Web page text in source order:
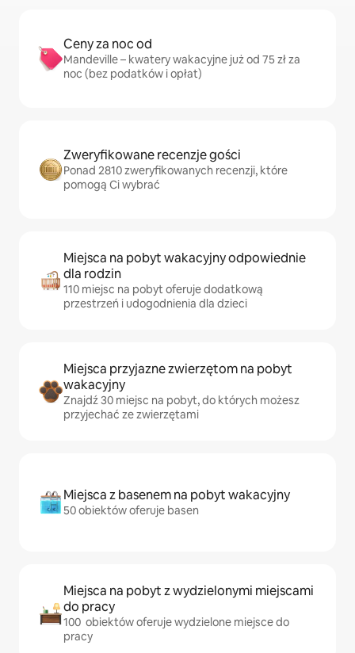
Ceny za noc od
Mandeville – kwatery wakacyjne już od 75 zł za
noc (bez podatków i opłat)
Zweryfikowane recenzje gości
Ponad 2810 zweryfikowanych recenzji, które
pomogą Ci wybrać
Miejsca na pobyt wakacyjny odpowiednie
dla rodzin
110 miejsc na pobyt oferuje dodatkową
przestrzeń i udogodnienia dla dzieci
Miejsca przyjazne zwierzętom na pobyt
wakacyjny
Znajdź 30 miejsc na pobyt, do których możesz
przyjechać ze zwierzętami
Miejsca z basenem na pobyt wakacyjny
50 obiektów oferuje basen
Miejsca na pobyt z wydzielonymi miejscami
do pracy
100 obiektów oferuje wydzielone miejsce do
pracy